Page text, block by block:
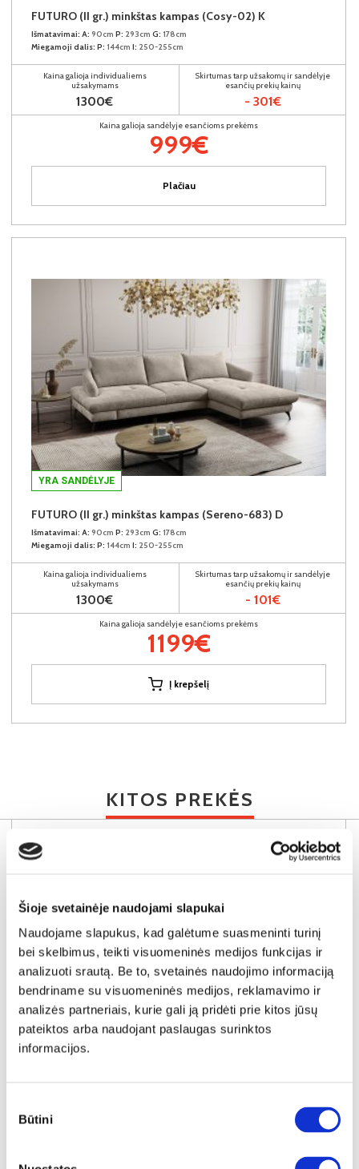
Šioje svetainėje naudojami slapukai
Naudojame slapukus, kad galėtume suasmeninti turinį
bei skelbimus, teikti visuomeninės medijos funkcijas ir
analizuoti srautą. Be to, svetainės naudojimo informaciją
bendriname su visuomeninės medijos, reklamavimo ir
analizės partneriais, kurie gali ją pridėti prie kitos jūsų
pateiktos arba naudojant paslaugas surinktos
informacijos.
pasirinkimas
Būtini
FUTURO (II gr.) minkštas kampas (Cosy-02) K
Išmatavimai: A: 90cm P: 293cm G: 178cm
Miegamoji dalis: P: 144cm I: 250-255cm
Kaina galioja individualiems
užsakymams
1300€
Skirtumas tarp užsakomų ir sandėlyje
esančių prekių kainų
- 301€
Kaina galioja sandėlyje esančioms prekėms
999€
Plačiau
YRA SANDĖLYJE
FUTURO (II gr.) minkštas kampas (Sereno-683) D
Išmatavimai: A: 90cm P: 293cm G: 178cm
Miegamoji dalis: P: 144cm I: 250-255cm
Kaina galioja individualiems
užsakymams
1300€
Skirtumas tarp užsakomų ir sandėlyje
esančių prekių kainų
- 101€
Kaina galioja sandėlyje esančioms prekėms
1199€
Į krepšelį
KITOS PREKĖS
Išmatavimai:
Miegamoji dalis:
užsakymams
Skirtumas tarp užsakomų ir sandėlyje
esančių prekių kainų